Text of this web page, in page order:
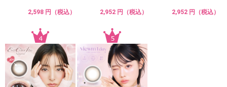
2,598 円（税込） 2,952 円（税込） 2,952 円（税込）